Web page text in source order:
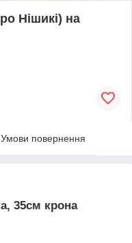
Нішикі) на
Умови повернення
35см крона